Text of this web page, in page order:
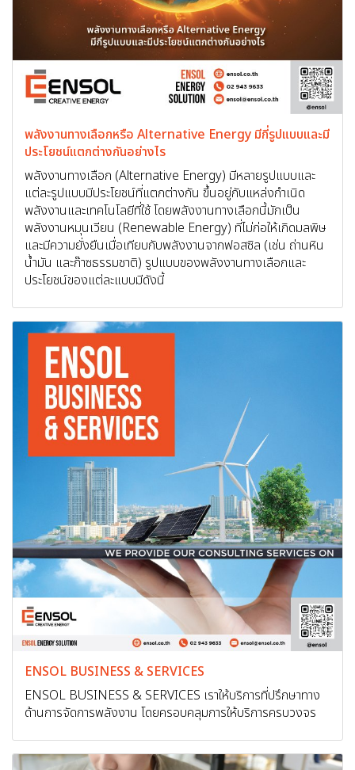
พลังงานทางเลือกหรือ Alternative Energy มีกี่รูปแบบและมี
ประโยชน์แตกต่างกันอย่างไร
พลังงานทางเลือก (Alternative Energy) มีหลายรูปแบบและ
แต่ละรูปแบบมีประโยชน์ที่แตกต่างกัน ขึ้นอยู่กับแหล่งกำเนิด
พลังงานและเทคโนโลยีที่ใช้ โดยพลังงานทางเลือกนี้มักเป็น
พลังงานหมุนเวียน (Renewable Energy) ที่ไม่ก่อให้เกิดมลพิษ
และมีความยั่งยืนเมื่อเทียบกับพลังงานจากฟอสซิล (เช่น ถ่านหิน
น้ำมัน และก๊าซธรรมชาติ) รูปแบบของพลังงานทางเลือกและ
ประโยชน์ของแต่ละแบบมีดังนี้
ENSOL BUSINESS & SERVICES
ENSOL BUSINESS & SERVICES เราให้บริการที่ปรึกษาทาง
ด้านการจัดการพลังงาน โดยครอบคลุมการให้บริการครบวงจร